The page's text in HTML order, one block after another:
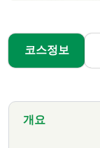
코스정보
개요